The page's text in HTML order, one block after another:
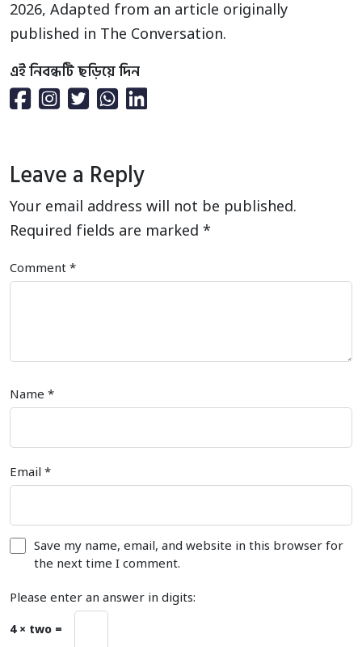
2026, Adapted from an article originally
published in The Conversation.
এই নিবন্ধটি ছড়িয়ে দিন
Leave a Reply
Your email address will not be published.
Required fields are marked *
Comment *
Name *
Email *
Save my name, email, and website in this browser for
the next time I comment.
Please enter an answer in digits:
4 × two =